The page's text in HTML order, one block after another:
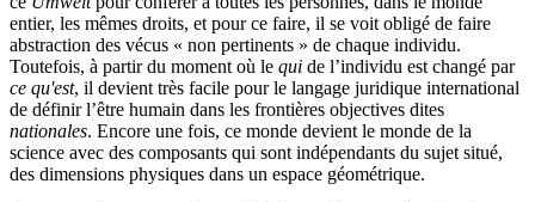
entier, les mêmes droits, et pour ce faire, il se voit obligé de faire
abstraction des vécus « non pertinents » de chaque individu.
Toutefois, à partir du moment où le qui de l’individu est changé par
ce qu'est, il devient très facile pour le langage juridique international
de définir l’être humain dans les frontières objectives dites
nationales. Encore une fois, ce monde devient le monde de la
science avec des composants qui sont indépendants du sujet situé,
des dimensions physiques dans un espace géométrique.